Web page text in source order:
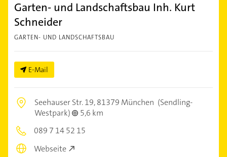
Garten- und Landschaftsbau Inh. Kurt
Schneider
GARTEN- UND LANDSCHAFTSBAU
E-Mail
Seehauser Str. 19,81379 München (Sendling-
Westpark)
5,6 km
089 7 14 52 15
Webseite